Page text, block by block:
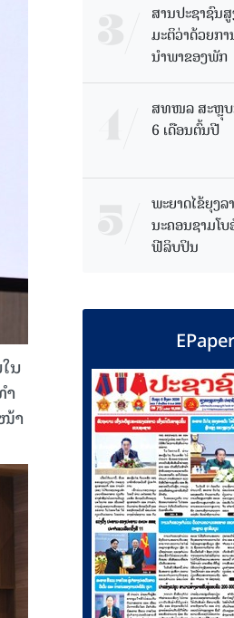
ນ
າ
ສານປະຊາຊົນ
ມະຕິວ່າດ້ວຍກ
ນຳພາຂອງພັກ
ສທໜລ ສະຫຼຸບ
6 ເດືອນຕົ້ນປີ
ພະຍາດໄຂ້ຍຸງລ
ນະຄອນຊາມໂ
ຟີລິບປິນ
EPaper